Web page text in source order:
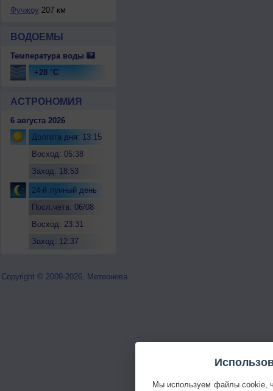
Фучжоу 207 км
ВОДОЕМЫ
Температура воды
+28 °C
АСТРОНОМИЯ
6 августа 2026
Долгота дня: 13:15
Восход: 05:38
Заход: 18:53
24-й лунный день
Посл.четв. 06/08
Восход: 23:31
Заход: 12:37
Copyright © 2009-2026, Метеонова
Мы используем файлы cookie,